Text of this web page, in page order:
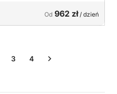
Od 962 zł/ dzień
3 4